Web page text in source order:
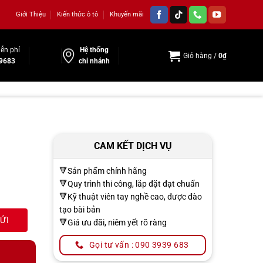
Giới Thiệu Kiến thức ô tô Khuyến mãi
phí
Hệ thống
chi nhánh
Giỏ hàng / 0₫
CAM KẾT DỊCH VỤ
🔻Sản phẩm chính hãng
🔻Quy trình thi công, lắp đặt đạt chuẩn
🔻Kỹ thuật viên tay nghề cao, được đào
tạo bài bản
🔻Giá ưu đãi, niêm yết rõ ràng
Gọi tư vấn : 090 3939 683